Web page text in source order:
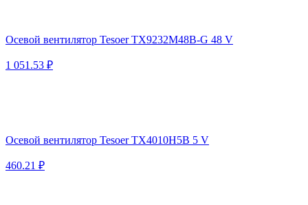
Осевой вентилятор Tesoer TX9232M48B-G 48 V
1 051.53 ₽
Осевой вентилятор Tesoer TX4010H5B 5 V
460.21 ₽